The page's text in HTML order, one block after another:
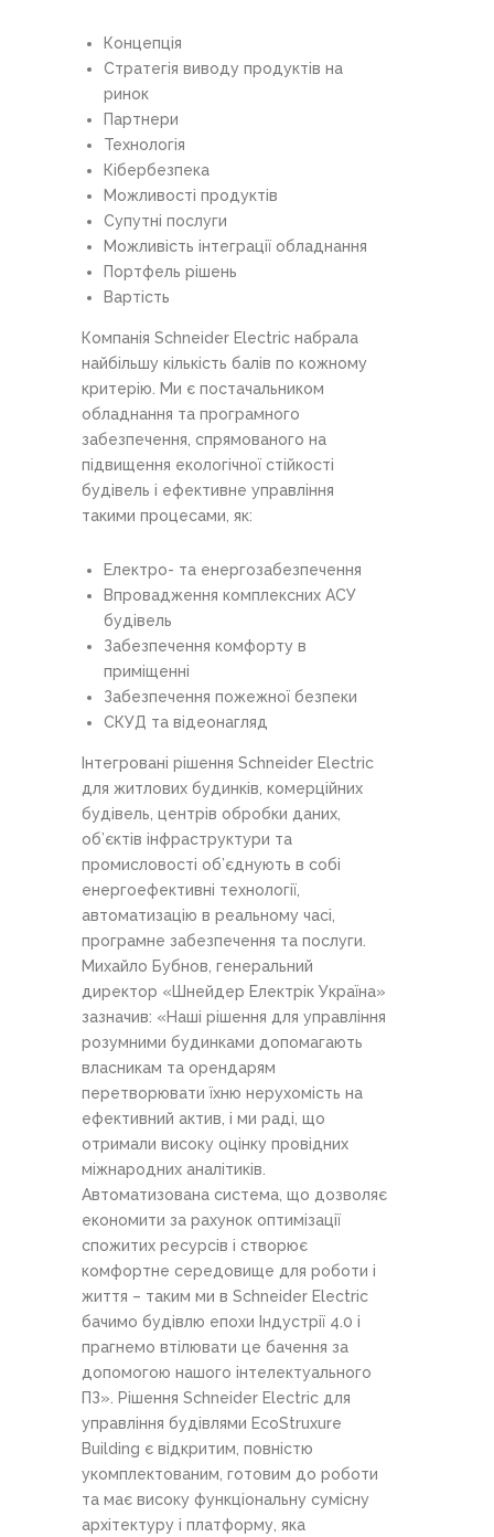
Концепція
Стратегія виводу продуктів на
ринок
Партнери
Технологія
Кібербезпека
Можливості продуктів
Супутні послуги
Можливість інтеграції обладнання
Портфель рішень
Вартість
Компанія Schneider Electric набрала
найбільшу кількість балів по кожному
критерію. Ми є постачальником
обладнання та програмного
забезпечення, спрямованого на
підвищення екологічної стійкості
будівель і ефективне управління
такими процесами, як:
Електро- та енергозабезпечення
Впровадження комплексних АСУ
будівель
Забезпечення комфорту в
приміщенні
Забезпечення пожежної безпеки
СКУД та відеонагляд
Інтегровані рішення Schneider Electric
для житлових будинків, комерційних
будівель, центрів обробки даних,
об’єктів інфраструктури та
промисловості об’єднують в собі
енергоефективні технології,
автоматизацію в реальному часі,
програмне забезпечення та послуги.
Михайло Бубнов, генеральний
директор «Шнейдер Електрік Україна»
зазначив: «Наші рішення для управління
розумними будинками допомагають
власникам та орендарям
перетворювати їхню нерухомість на
ефективний актив, і ми раді, що
отримали високу оцінку провідних
міжнародних аналітиків.
Автоматизована система, що дозволяє
економити за рахунок оптимізації
спожитих ресурсів і створює
комфортне середовище для роботи і
життя – таким ми в Schneider Electric
бачимо будівлю епохи Індустрії 4.0 і
прагнемо втілювати це бачення за
допомогою нашого інтелектуального
ПЗ». Рішення Schneider Electric для
управління будівлями EcoStruxure
Building є відкритим, повністю
укомплектованим, готовим до роботи
та має високу функціональну сумісну
архітектуру і платформу, яка